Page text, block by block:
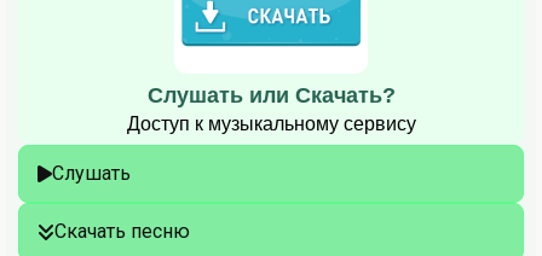
Слушать или Скачать?
Доступ к музыкальному сервису
Слушать
Скачать песню